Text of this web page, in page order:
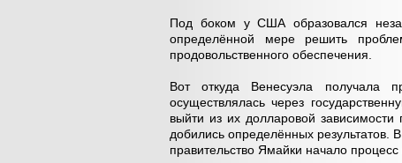
Под боком у США образовался
определённой мере решить
продовольственного обеспечения.
Вот откуда Венесуэла получала
осуществлялась через
выйти из их долларовой
добились определённых
правительство Ямайки начало